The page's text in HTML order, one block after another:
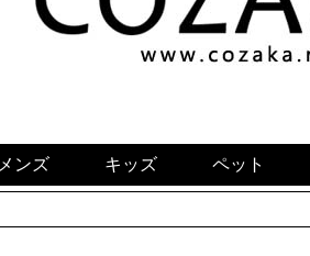
メンズ キッズ ペット